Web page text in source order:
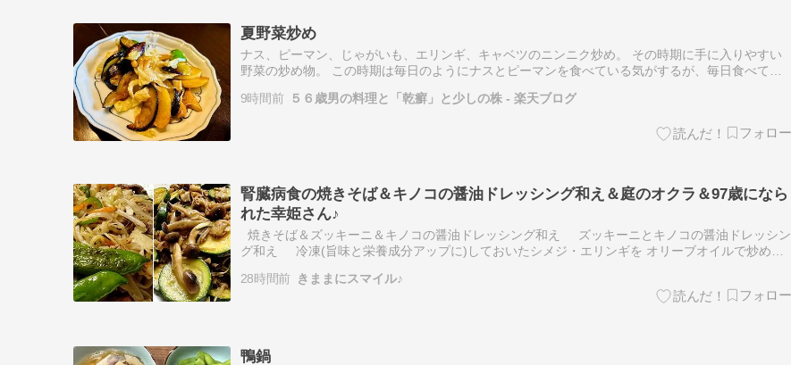
夏野菜炒め
ナス、ピーマン、じゃがいも、エリンギ、キャベツのニンニク炒め。 その時期に手に入りやすい
野菜の炒め物。 この時期は毎日のようにナスとピーマンを食べている気がするが、毎日食べても
9時間前 ５６歳男の料理と「乾癬」と少しの株 - 楽天ブログ
腎臓病食の焼きそば＆キノコの醤油ドレッシング和え＆庭のオクラ＆97歳になら
れた幸姫さん♪
焼きそば＆ズッキーニ＆キノコの醤油ドレッシング和え ズッキーニとキノコの醤油ドレッシン
グ和え 冷凍(旨味と栄養成分アップに)しておいたシメジ・エリンギを オリーブオイルで炒めフ
28時間前 きままにスマイル♪
鴨鍋